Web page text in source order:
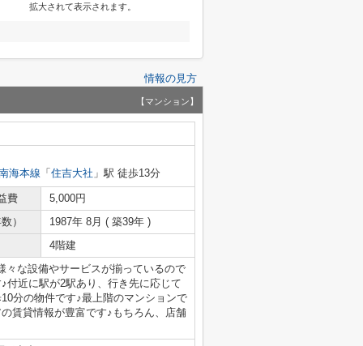
拡大されて表示されます。
情報の見方
【マンション】
海本線 「 住吉大社 」駅 徒歩13分
費
5,000円
）
1987年 8月 ( 築39年 )
4階建
々な設備やサービスが揃っているので
付近に駅が2駅あり、行き先に応じて
分の物件です♪最上階のマンションで
賃貸情報が豊富です♪もちろん、店舗